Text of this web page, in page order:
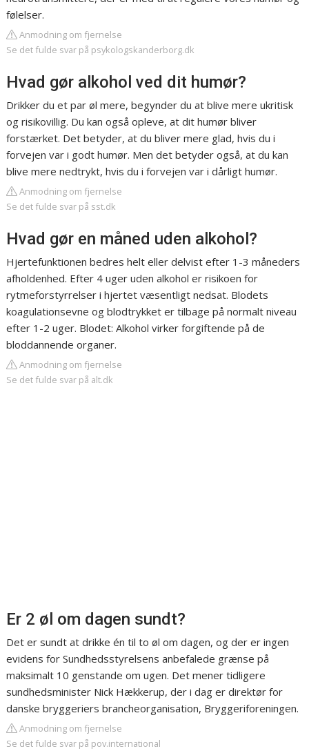
følelser.
Anmodning om fjernelse
Se det fulde svar på psykologskanderborg.dk
Hvad gør alkohol ved dit humør?
Drikker du et par øl mere, begynder du at blive mere ukritisk
og risikovillig. Du kan også opleve, at dit humør bliver
forstærket. Det betyder, at du bliver mere glad, hvis du i
forvejen var i godt humør. Men det betyder også, at du kan
blive mere nedtrykt, hvis du i forvejen var i dårligt humør.
Anmodning om fjernelse
Se det fulde svar på sst.dk
Hvad gør en måned uden alkohol?
Hjertefunktionen bedres helt eller delvist efter 1-3 måneders
afholdenhed. Efter 4 uger uden alkohol er risikoen for
rytmeforstyrrelser i hjertet væsentligt nedsat. Blodets
koagulationsevne og blodtrykket er tilbage på normalt niveau
efter 1-2 uger. Blodet: Alkohol virker forgiftende på de
bloddannende organer.
Anmodning om fjernelse
Se det fulde svar på alt.dk
Er 2 øl om dagen sundt?
Det er sundt at drikke én til to øl om dagen, og der er ingen
evidens for Sundhedsstyrelsens anbefalede grænse på
maksimalt 10 genstande om ugen. Det mener tidligere
sundhedsminister Nick Hækkerup, der i dag er direktør for
danske bryggeriers brancheorganisation, Bryggeriforeningen.
Anmodning om fjernelse
Se det fulde svar på pov.international